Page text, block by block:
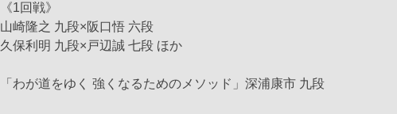
《1回戦》
山崎隆之 九段×阪口悟 六段
久保利明 九段×戸辺誠 七段 ほか
「わが道をゆく 強くなるためのメソッド」深浦康市 九段